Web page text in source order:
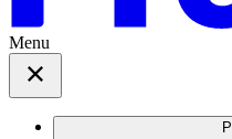
Menu